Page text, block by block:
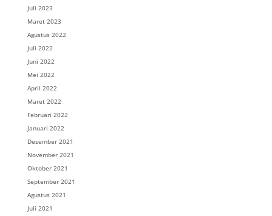
Juli 2023
Maret 2023
Agustus 2022
Juli 2022
Juni 2022
Mei 2022
April 2022
Maret 2022
Februari 2022
Januari 2022
Desember 2021
November 2021
Oktober 2021
September 2021
Agustus 2021
Juli 2021